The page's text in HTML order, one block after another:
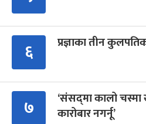
६ प्रज्ञाका तीन
७
‘संसद्‍मा कालो
कारोबार नगर्नू’